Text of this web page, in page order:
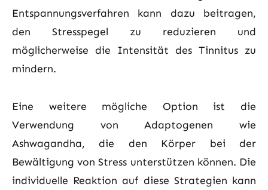
Entspannungsverfahren kann dazu beitragen,
den Stresspegel zu reduzieren und
möglicherweise die Intensität des Tinnitus zu
mindern.
Eine weitere mögliche Option ist die
Verwendung von Adaptogenen wie
Ashwagandha, die den Körper bei der
Bewältigung von Stress unterstützen können. Die
individuelle Reaktion auf diese Strategien kann